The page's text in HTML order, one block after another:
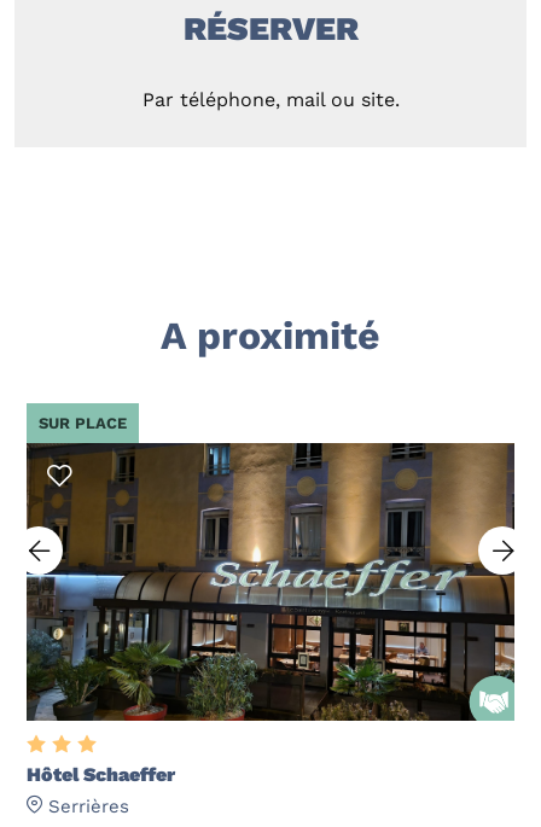
RÉSERVER
Par téléphone, mail ou site.
A proximité
Hôtel Schaeffer
Serrières
SUR PLACE